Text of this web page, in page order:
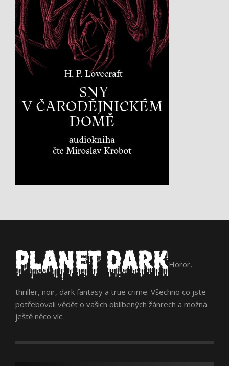
Horor,
thriller, noir, dark fantasy a true crime. Všechno co jste
potřebovali vědět o vašich oblíbených žánrech a možná
ještě něco víc.